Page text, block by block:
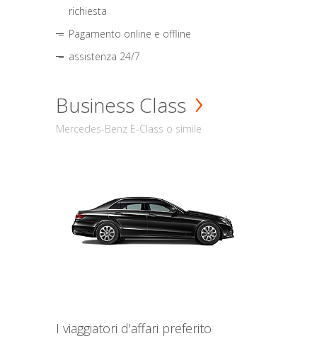
richiesta
Pagamento online e offline
assistenza 24/7
Business Class
Mercedes-Benz E-Class o simile
I viaggiatori d'affari preferito